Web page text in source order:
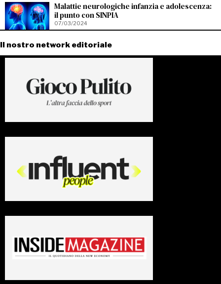
Malattie neurologiche infanzia e adolescenza:
il punto con SINPIA
07/03/2024
Il nostro network editoriale